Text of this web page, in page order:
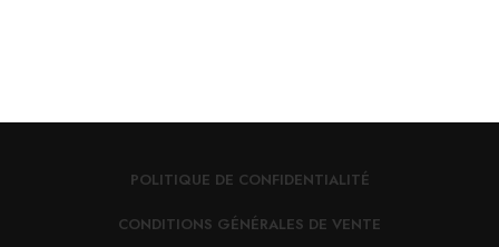
POLITIQUE DE CONFIDENTIALITÉ
CONDITIONS GÉNÉRALES DE VENTE